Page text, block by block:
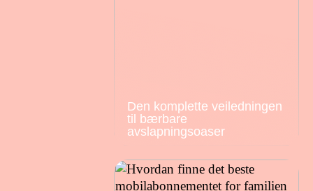
Den komplette veiledningen
til bærbare
avslapningsoaser